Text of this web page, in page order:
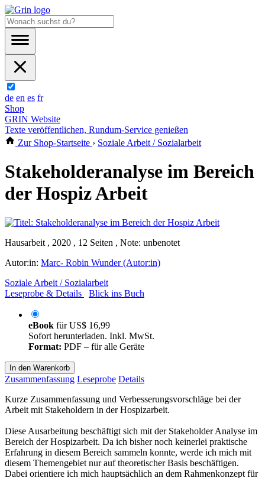
de en es fr
Shop
GRIN Website
Texte veröffentlichen, Rundum-Service genießen
Zur Shop-Startseite › Soziale Arbeit / Sozialarbeit
Stakeholderanalyse im Bereich
der Hospiz Arbeit
Hausarbeit , 2020 , 12 Seiten , Note: unbenotet
Autor:in: Marc- Robin Wunder (Autor:in)
Soziale Arbeit / Sozialarbeit
Leseprobe & Details
Blick ins Buch
eBook fürUS$ 16,99
Sofort herunterladen. Inkl. MwSt.
Format: PDF – für alle Geräte
In den Warenkorb
Zusammenfassung Leseprobe Details
Kurze Zusammenfassung und Verbesserungsvorschläge bei der
Arbeit mit Stakeholdern in der Hospizarbeit.
Diese Ausarbeitung beschäftigt sich mit der Stakeholder Analyse im
Bereich der Hospizarbeit. Da ich bisher noch keinerlei praktische
Erfahrung in diesem Bereich sammeln konnte, werde ich mich mit
diesem Themengebiet nur auf theoretischer Basis beschäftigen.
Dabei orientiere ich mich hauptsächlich an dem Rahmenkonzept für